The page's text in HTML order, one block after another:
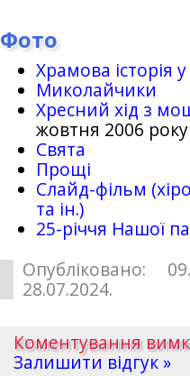
Фото
Храмова історія
Миколайчики
Хресний хід з
жовтня 2006 року
Свята
Прощі
Слайд-фільм
та ін.)
25-рiччя Нашої
Опубліковано:
28.07.2024.
Коментування
Залишити відгук »